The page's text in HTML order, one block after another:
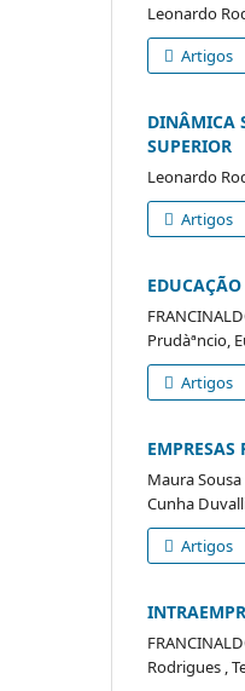
Leonardo
Artigos
DINÂMICA
SUPERIOR
Leonardo
Artigos
Prudàªncio,
Artigos
EMPRESAS
Maura
Cunha
Artigos
Rodrigues ,